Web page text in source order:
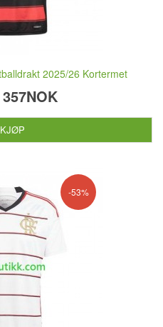
2025/26 Kortermet
357NOK
KJØP
-53%